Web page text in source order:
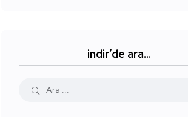
indir’de ara…